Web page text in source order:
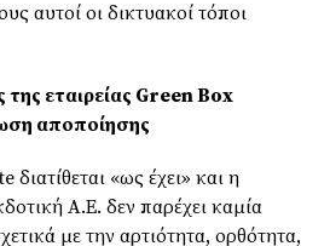
αυτοί οι δικτυακοί τόποι
της εταιρείας Green Box
αποποίησης
διατίθεται «ως έχει» και η
Α.Ε. δεν παρέχει καμία
με την αρτιότητα, ορθότητα,